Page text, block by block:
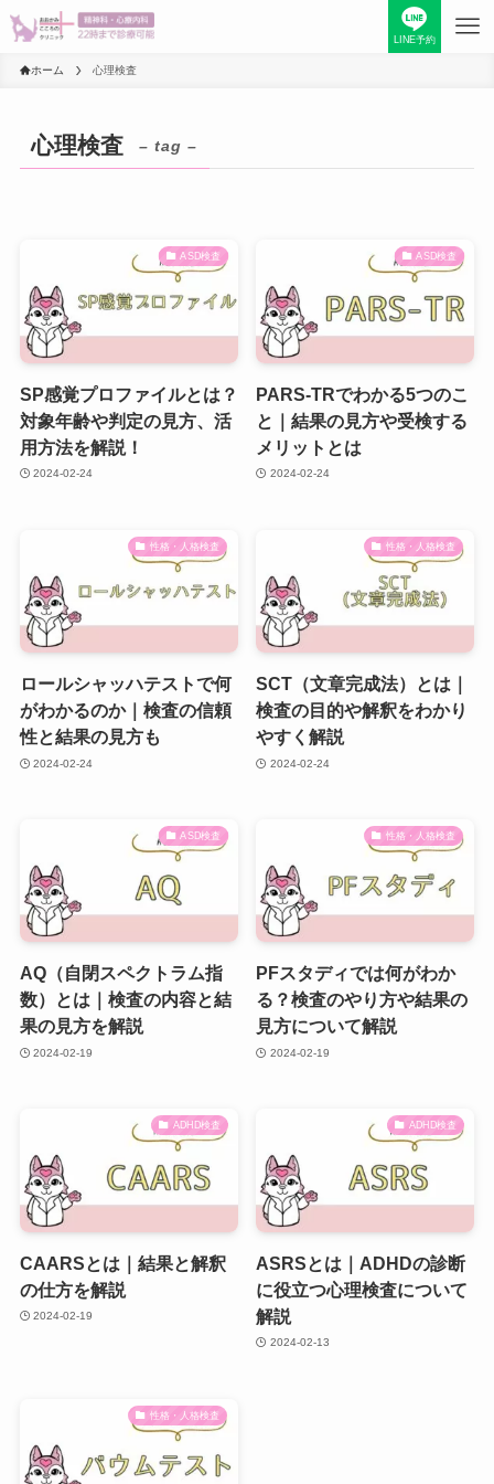
LINE予約
ホーム 心理検査
心理検査 – tag –
ASD検査
SP感覚プロファイルとは？
対象年齢や判定の見方、活
用方法を解説！
2024-02-24
ASD検査
PARS‐TRでわかる5つのこ
と｜結果の見方や受検する
メリットとは
2024-02-24
性格・人格検査
ロールシャッハテストで何
がわかるのか｜検査の信頼
性と結果の見方も
2024-02-24
性格・人格検査
SCT（文章完成法）とは｜
検査の目的や解釈をわかり
やすく解説
2024-02-24
ASD検査
AQ（自閉スペクトラム指
数）とは｜検査の内容と結
果の見方を解説
2024-02-19
性格・人格検査
PFスタディでは何がわか
る？検査のやり方や結果の
見方について解説
2024-02-19
ADHD検査
CAARSとは｜結果と解釈
の仕方を解説
2024-02-19
ADHD検査
ASRSとは｜ADHDの診断
に役立つ心理検査について
解説
2024-02-13
性格・人格検査